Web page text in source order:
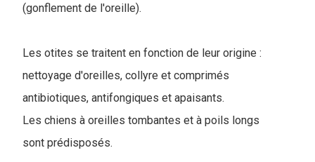
(gonflement de l'oreille).
Les otites se traitent en fonction de leur origine :
nettoyage d'oreilles, collyre et comprimés
antibiotiques, antifongiques et apaisants.
Les chiens à oreilles tombantes et à poils longs
sont prédisposés.